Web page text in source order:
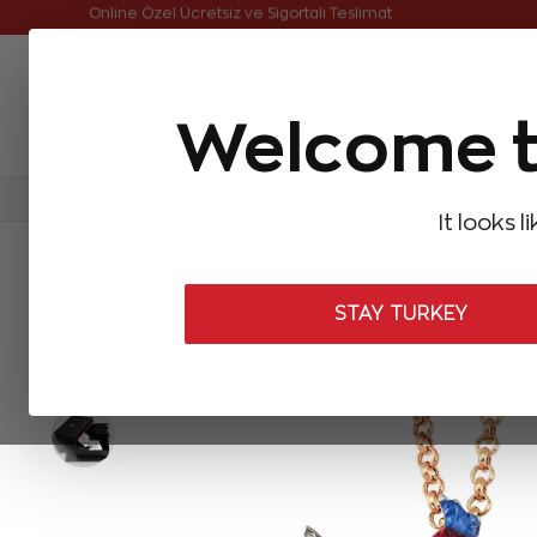
Welcome
It looks
STAY TURKEY
Online Özel Ücretsiz ve Sigortalı Teslimat
Aynı Gün Kargo Çok Satanlar